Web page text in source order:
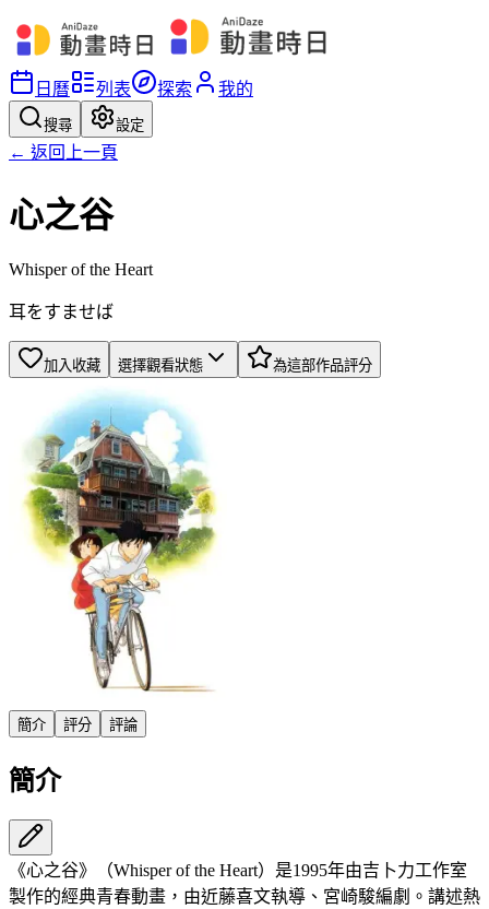
日曆 列表 探索 我的
搜尋 設定
← 返回上一頁
心之谷
Whisper of the Heart
耳をすませば
加入收藏 選擇觀看狀態 為這部作品評分
簡介 評分 評論
簡介
《心之谷》（Whisper of the Heart）是1995年由吉卜力工作室
製作的經典青春動畫，由近藤喜文執導、宮崎駿編劇。講述熱